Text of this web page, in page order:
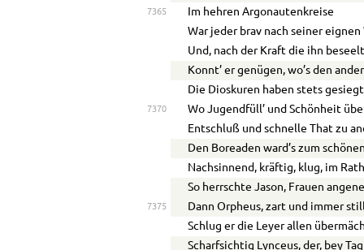
7365
Im hehren Argonautenkreise
War jeder brav nach seiner eignen
Und, nach der Kraft die ihn
Konnt’ er genügen, wo’s den
Die Dioskuren haben stets
7370
Wo Jugendfüll’ und Schönheit
Entschluß und schnelle That zu
Den Boreaden ward’s zum
Nachsinnend, kräftig, klug, im
So herrschte Jason, Frauen
7375
Dann Orpheus, zart und immer
Schlug er die Leyer allen
Scharfsichtig Lynceus, der, bey